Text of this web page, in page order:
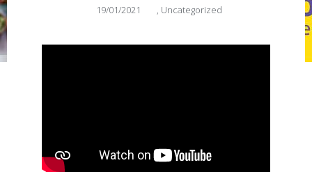
19/01/2021 , Uncategorized